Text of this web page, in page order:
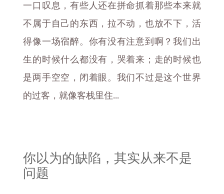
一口叹息，有些人还在拼命抓着那些本来就
不属于自己的东西，拉不动，也放不下，活
得像一场宿醉。你有没有注意到啊？我们出
生的时候什么都没有，哭着来；走的时候也
是两手空空，闭着眼。我们不过是这个世界
的过客，就像客栈里住...
你以为的缺陷，其实从来不是
问题